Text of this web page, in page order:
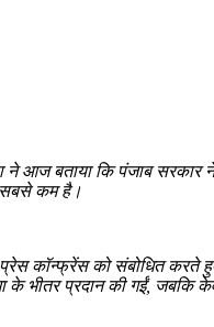
ने आज बताया कि पंजाब
सबसे कम है।
प्रेस कॉन्फ्रेंस को संबोधित
के भीतर प्रदान की गईं, जबकि